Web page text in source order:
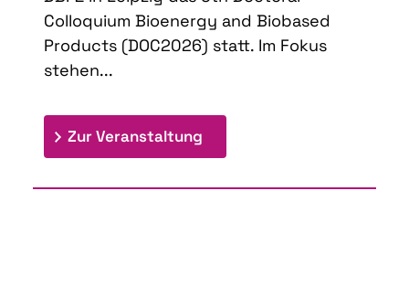
Colloquium Bioenergy and Biobased
Products (DOC2026) statt. Im Fokus
stehen...
Zur Veranstaltung